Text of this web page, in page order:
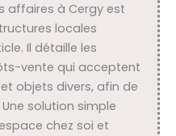
affaires à Cergy est
locales
Il détaille les
vente qui acceptent
objets divers, afin de
solution simple
chez soi et